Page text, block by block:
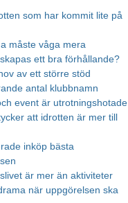
som har kommit lite på
måste våga mera
ett bra förhållande?
av ett större stöd
antal klubbnamn
event är utrotningshotade
att idrotten är mer till
inköp bästa
är mer än aktiviteter
när uppgörelsen ska